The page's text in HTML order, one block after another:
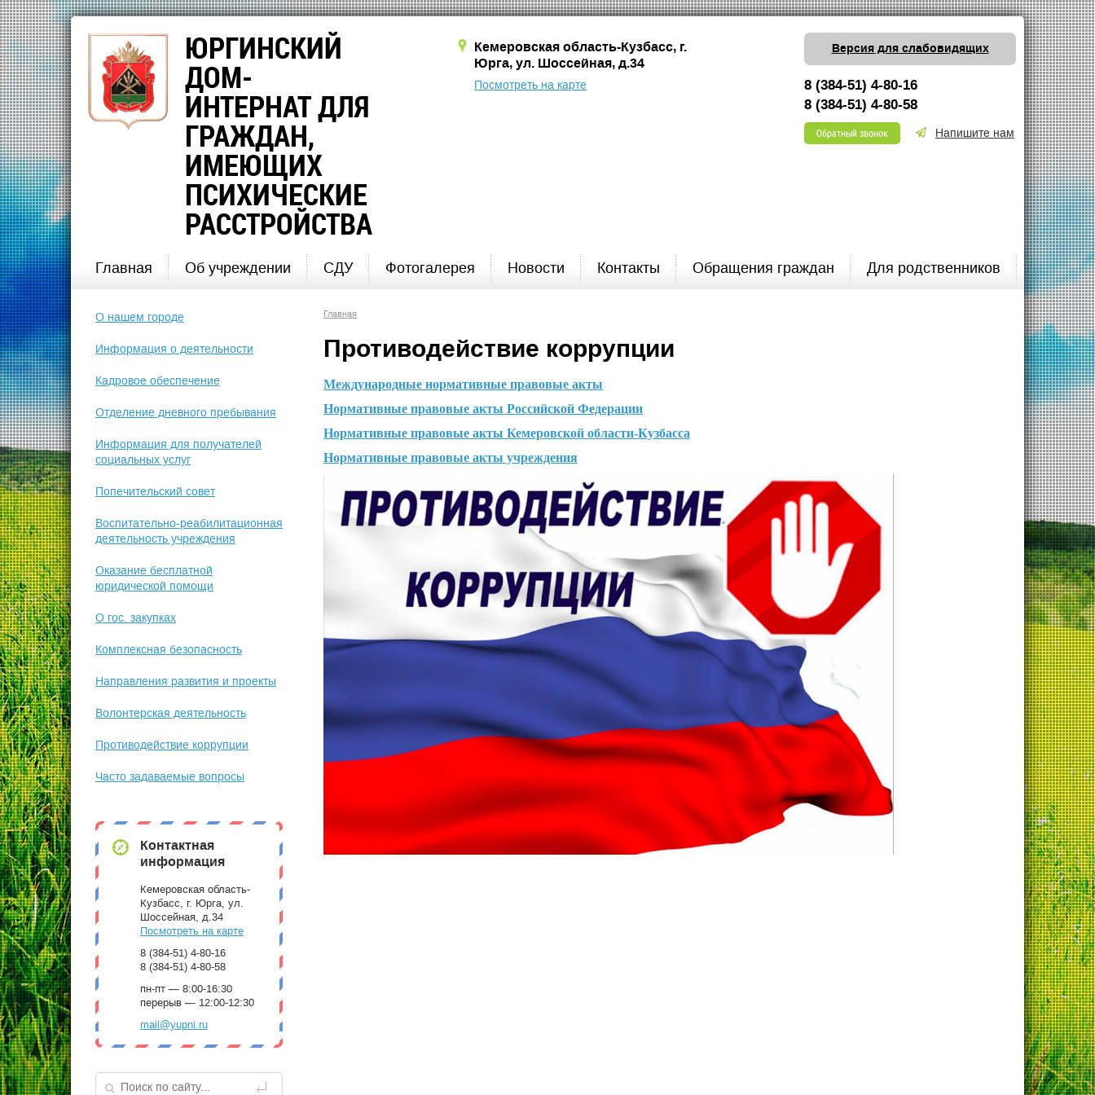
ЮРГИНСКИЙ
ДОМ-
ИНТЕРНАТ ДЛЯ
ГРАЖДАН,
ИМЕЮЩИХ
ПСИХИЧЕСКИЕ
РАССТРОЙСТВА
Кемеровская область-Кузбасс, г.
Юрга, ул. Шоссейная, д.34
Посмотреть на карте
Версия для слабовидящих
8 (384-51) 4-80-16
8 (384-51) 4-80-58
Обратный звонок Напишите нам
Главная Об учреждении СДУ Фотогалерея Новости Контакты Обращения граждан Для родственников
О нашем городе
Информация о деятельности
Кадровое обеспечение
Отделение дневного пребывания
Информация для получателей
социальных услуг
Попечительский совет
Воспитательно-реабилитационная
деятельность учреждения
Оказание бесплатной
юридической помощи
О гос. закупках
Комплексная безопасность
Направления развития и проекты
Волонтерская деятельность
Противодействие коррупции
Часто задаваемые вопросы
Контактная
информация
Кемеровская область-
Кузбасс, г. Юрга, ул.
Шоссейная, д.34
Посмотреть на карте
8 (384-51) 4-80-16
8 (384-51) 4-80-58
пн-пт — 8:00-16:30
перерыв — 12:00-12:30
mail@yupni.ru
Главная
Противодействие коррупции
Международные нормативные правовые акты
Нормативные правовые акты Российской Федерации
Нормативные правовые акты Кемеровской области-Кузбасса
Нормативные правовые акты учреждения